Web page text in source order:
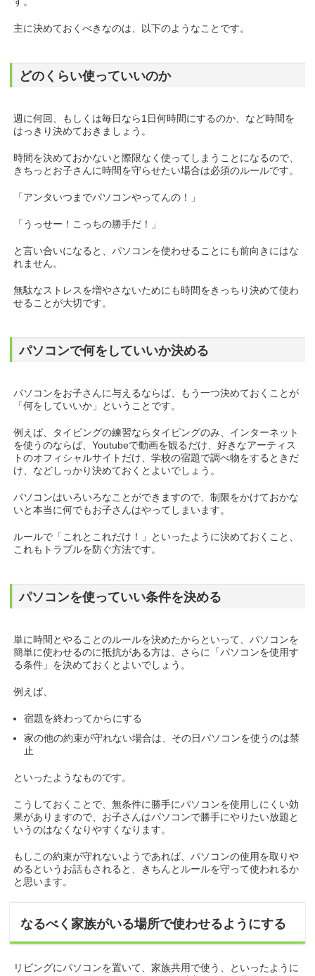
主に決めておくべきなのは、以下のようなことです。
どのくらい使っていいのか
週に何回、もしくは毎日なら1日何時間にするのか、など時間を
はっきり決めておきましょう。
時間を決めておかないと際限なく使ってしまうことになるので、
きちっとお子さんに時間を守らせたい場合は必須のルールです。
「アンタいつまでパソコンやってんの！」
「うっせー！こっちの勝手だ！」
と言い合いになると、パソコンを使わせることにも前向きにはな
れません。
無駄なストレスを増やさないためにも時間をきっちり決めて使わ
せることが大切です。
パソコンで何をしていいか決める
パソコンをお子さんに与えるならば、もう一つ決めておくことが
「何をしていいか」ということです。
例えば、タイピングの練習ならタイピングのみ、インターネット
を使うのならば、Youtubeで動画を観るだけ、好きなアーティス
トのオフィシャルサイトだけ、学校の宿題で調べ物をするときだ
け、などしっかり決めておくとよいでしょう。
パソコンはいろいろなことができますので、制限をかけておかな
いと本当に何でもお子さんはやってしまいます。
ルールで「これとこれだけ！」といったように決めておくこと、
これもトラブルを防ぐ方法です。
パソコンを使っていい条件を決める
単に時間とやることのルールを決めたからといって、パソコンを
簡単に使わせるのに抵抗がある方は、さらに「パソコンを使用す
る条件」を決めておくとよいでしょう。
例えば、
宿題を終わってからにする
家の他の約束が守れない場合は、その日パソコンを使うのは禁
止
といったようなものです。
こうしておくことで、無条件に勝手にパソコンを使用しにくい効
果がありますので、お子さんはパソコンで勝手にやりたい放題と
いうのはなくなりやすくなります。
もしこの約束が守れないようであれば、パソコンの使用を取りや
めるというお話もされると、きちんとルールを守って使われるか
と思います。
なるべく家族がいる場所で使わせるようにする
リビングにパソコンを置いて、家族共用で使う、といったように